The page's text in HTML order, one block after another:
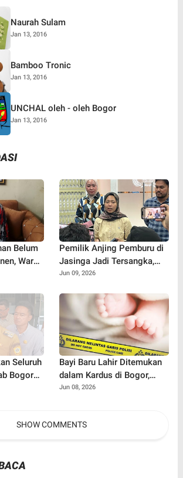
Naurah Sulam
Jan 13, 2016
Bamboo Tronic
Jan 13, 2016
UNCHAL oleh - oleh Bogor
Jan 13, 2016
Belum
Warga
Longsor
Pemilik Anjing Pemburu di
Jasinga Jadi Tersangka,
Polisi Ungkap Kronologi
Jun 09, 2026
Seluruh
Bogor
Bayi Baru Lahir Ditemukan
dalam Kardus di Bogor,
Surat Ayah Ungkap Dugaan
Jun 08, 2026
SHOW COMMENTS